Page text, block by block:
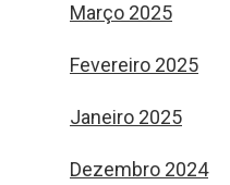
Março 2025
Fevereiro 2025
Janeiro 2025
Dezembro 2024